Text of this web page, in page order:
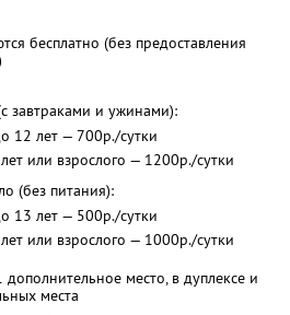
бесплатно (без предоставления
завтраками и ужинами):
12 лет — 700р./сутки
или взрослого — 1200р./сутки
(без питания):
13 лет — 500р./сутки
или взрослого — 1000р./сутки
место, в дуплексе и
места